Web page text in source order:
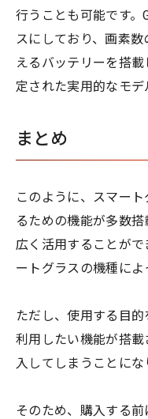
行うことも可能です。
スにしており、画素
えるバッテリーを搭
定された実用的なモデ
まとめ
このように、スマー
るための機能が多数
広く活用することが
ートグラスの機種によ
ただし、使用する目的
利用したい機能が搭
入してしまうことにな
そのため、購入する